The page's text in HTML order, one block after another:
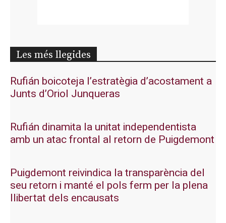
Les més llegides
Rufián boicoteja l’estratègia d’acostament a
Junts d’Oriol Junqueras
Rufián dinamita la unitat independentista
amb un atac frontal al retorn de Puigdemont
Puigdemont reivindica la transparència del
seu retorn i manté el pols ferm per la plena
llibertat dels encausats